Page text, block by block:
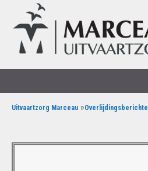
Uitvaartzorg Marceau »